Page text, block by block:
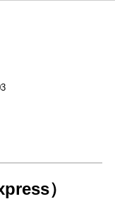
）